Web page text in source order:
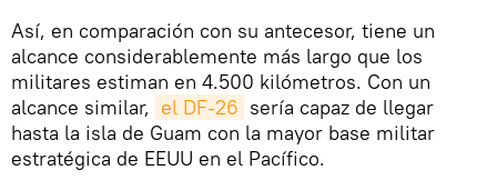
Así, en comparación con su antecesor, tiene un
alcance considerablemente más largo que los
militares estiman en 4.500 kilómetros. Con un
alcance similar, el DF-26 sería capaz de llegar
hasta la isla de Guam con la mayor base militar
estratégica de EEUU en el Pacífico.